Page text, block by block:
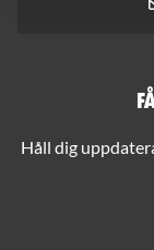
Håll dig